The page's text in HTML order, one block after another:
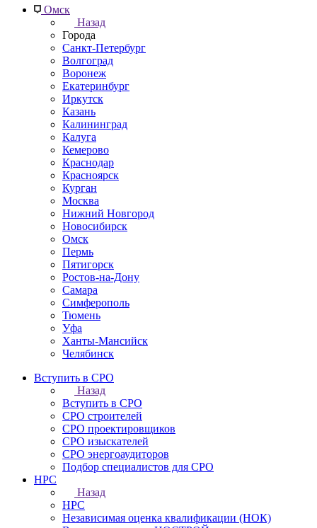
Омск
Назад
Города
Санкт-Петербург
Волгоград
Воронеж
Екатеринбург
Иркутск
Казань
Калининград
Калуга
Кемерово
Краснодар
Красноярск
Курган
Москва
Нижний Новгород
Новосибирск
Омск
Пермь
Пятигорск
Ростов-на-Дону
Самара
Симферополь
Тюмень
Уфа
Ханты-Мансийск
Челябинск
Вступить в СРО
Назад
Вступить в СРО
СРО строителей
СРО проектировщиков
СРО изыскателей
СРО энергоаудиторов
Подбор специалистов для СРО
НРС
Назад
НРС
Независимая оценка квалификации (НОК)